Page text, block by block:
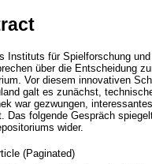
Instituts für Spielforschung
über die Entscheidung
Vor diesem innovativen
galt es zunächst,
war gezwungen,
Das folgende Gespräch
wider.
(Paginated)